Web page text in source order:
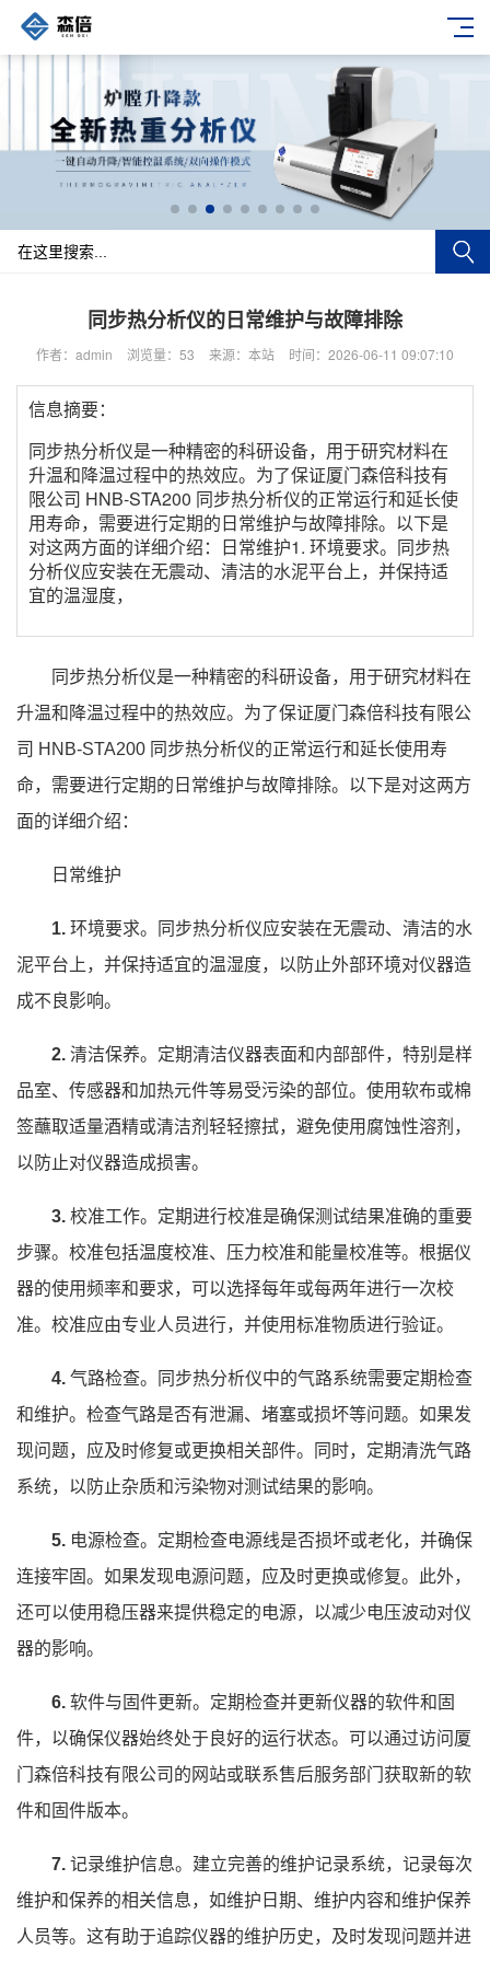
同步热分析仪的日常维护与故障排除
作者：admin 浏览量：53 来源：本站 时间：2026-06-11 09:07:10
信息摘要：
同步热分析仪是一种精密的科研设备，用于研究材料在
升温和降温过程中的热效应。为了保证厦门森倍科技有
限公司 HNB-STA200 同步热分析仪的正常运行和延长使
用寿命，需要进行定期的日常维护与故障排除。以下是
对这两方面的详细介绍：日常维护1. 环境要求。同步热
分析仪应安装在无震动、清洁的水泥平台上，并保持适
宜的温湿度，
同步热分析仪是一种精密的科研设备，用于研究材料在
升温和降温过程中的热效应。为了保证厦门森倍科技有限公
司 HNB-STA200 同步热分析仪的正常运行和延长使用寿
命，需要进行定期的日常维护与故障排除。以下是对这两方
面的详细介绍：
日常维护
1. 环境要求。同步热分析仪应安装在无震动、清洁的水
泥平台上，并保持适宜的温湿度，以防止外部环境对仪器造
成不良影响。
2. 清洁保养。定期清洁仪器表面和内部部件，特别是样
品室、传感器和加热元件等易受污染的部位。使用软布或棉
签蘸取适量酒精或清洁剂轻轻擦拭，避免使用腐蚀性溶剂，
以防止对仪器造成损害。
3. 校准工作。定期进行校准是确保测试结果准确的重要
步骤。校准包括温度校准、压力校准和能量校准等。根据仪
器的使用频率和要求，可以选择每年或每两年进行一次校
准。校准应由专业人员进行，并使用标准物质进行验证。
4. 气路检查。同步热分析仪中的气路系统需要定期检查
和维护。检查气路是否有泄漏、堵塞或损坏等问题。如果发
现问题，应及时修复或更换相关部件。同时，定期清洗气路
系统，以防止杂质和污染物对测试结果的影响。
5. 电源检查。定期检查电源线是否损坏或老化，并确保
连接牢固。如果发现电源问题，应及时更换或修复。此外，
还可以使用稳压器来提供稳定的电源，以减少电压波动对仪
器的影响。
6. 软件与固件更新。定期检查并更新仪器的软件和固
件，以确保仪器始终处于良好的运行状态。可以通过访问厦
门森倍科技有限公司的网站或联系售后服务部门获取新的软
件和固件版本。
7. 记录维护信息。建立完善的维护记录系统，记录每次
维护和保养的相关信息，如维护日期、维护内容和维护保养
人员等。这有助于追踪仪器的维护历史，及时发现问题并进